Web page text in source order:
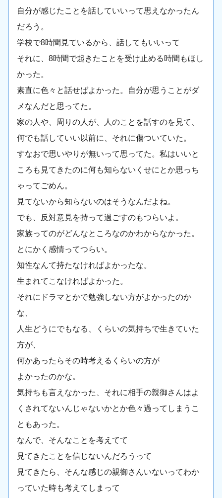
自分が感じたことを話していいって思えなかったん
だろう。
学校で8時間見ているから、話してもいいって
それに、8時間で起きたことを受け止める時間もほし
かった。
素直に色々と話せばよかった。自分が思うことがダ
メなんだと思ってた。
家の人や、周りの人が、人のことを話すのを見て、
何でも話していい以前に、それに傷ついていた。
すなおで思いやりが無いって思ってた。私はいいと
ころも見てきたのに何も知らないくせにとか思っち
ゃってごめん。
見てないから知らないのはそうなんだよね。
でも、反対意見を持って過ごすのもつらいよ。
家族ってのがどんなところなのかわからなかった。
とにかく感情ってつらい。
知性なんて持たなければよかったな。
生まれてこなければよかった。
それにドラマとかで勉強しない方がよかったのか
な、
人生どうにでもなる、くらいの気持ちで生きていた
方が、
何かあったらその時考えるくらいの方が
よかったのかな。
気持ちも言えなかった、それに相手の親御さんはよ
くされてないんじゃないかとか色々過ってしまうこ
ともあった。
なんで、そんなことを考えてて
見てきたことを信じないんだろうって
見てきたら、そんな感じの親御さんいないってわか
っていた時も考えてしまって